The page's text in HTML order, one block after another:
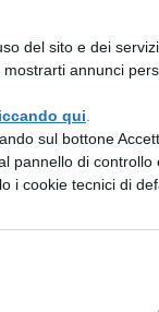
del sito e dei
annunci
qui
sul bottone
pannello di controllo
i cookie tecnici di
E
della natura è
La reazione